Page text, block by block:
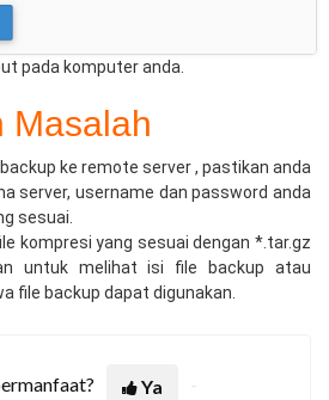
pada komputer anda.
Masalah
ke remote server , pastikan anda
server, username dan password anda
sesuai.
kompresi yang sesuai dengan *.tar.gz
untuk melihat isi file backup atau
file backup dapat digunakan.
Ya